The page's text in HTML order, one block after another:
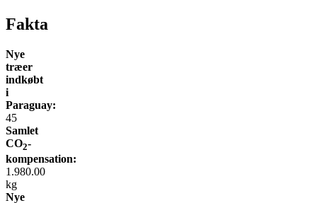
Fakta
Nye
træer
indkøbt
i
Paraguay:
45
Samlet
CO2-
kompensation:
1.980.00
kg
Nye